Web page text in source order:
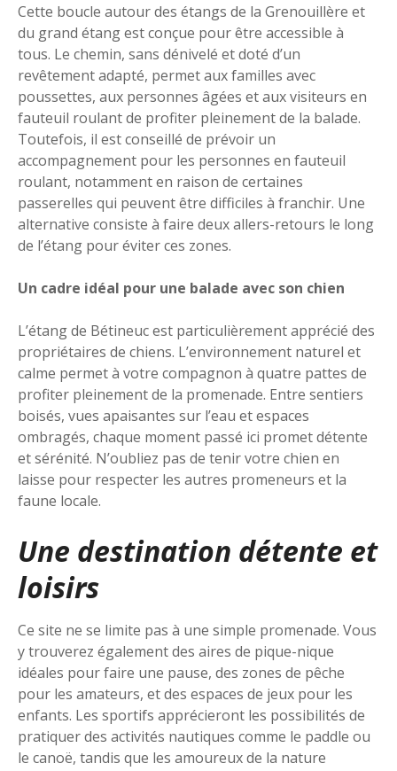
Cette boucle autour des étangs de la Grenouillère et
du grand étang est conçue pour être accessible à
tous. Le chemin, sans dénivelé et doté d’un
revêtement adapté, permet aux familles avec
poussettes, aux personnes âgées et aux visiteurs en
fauteuil roulant de profiter pleinement de la balade.
Toutefois, il est conseillé de prévoir un
accompagnement pour les personnes en fauteuil
roulant, notamment en raison de certaines
passerelles qui peuvent être difficiles à franchir. Une
alternative consiste à faire deux allers-retours le long
de l’étang pour éviter ces zones.
Un cadre idéal pour une balade avec son chien
L’étang de Bétineuc est particulièrement apprécié des
propriétaires de chiens. L’environnement naturel et
calme permet à votre compagnon à quatre pattes de
profiter pleinement de la promenade. Entre sentiers
boisés, vues apaisantes sur l’eau et espaces
ombragés, chaque moment passé ici promet détente
et sérénité. N’oubliez pas de tenir votre chien en
laisse pour respecter les autres promeneurs et la
faune locale.
Une destination détente et
loisirs
Ce site ne se limite pas à une simple promenade. Vous
y trouverez également des aires de pique-nique
idéales pour faire une pause, des zones de pêche
pour les amateurs, et des espaces de jeux pour les
enfants. Les sportifs apprécieront les possibilités de
pratiquer des activités nautiques comme le paddle ou
le canoë, tandis que les amoureux de la nature